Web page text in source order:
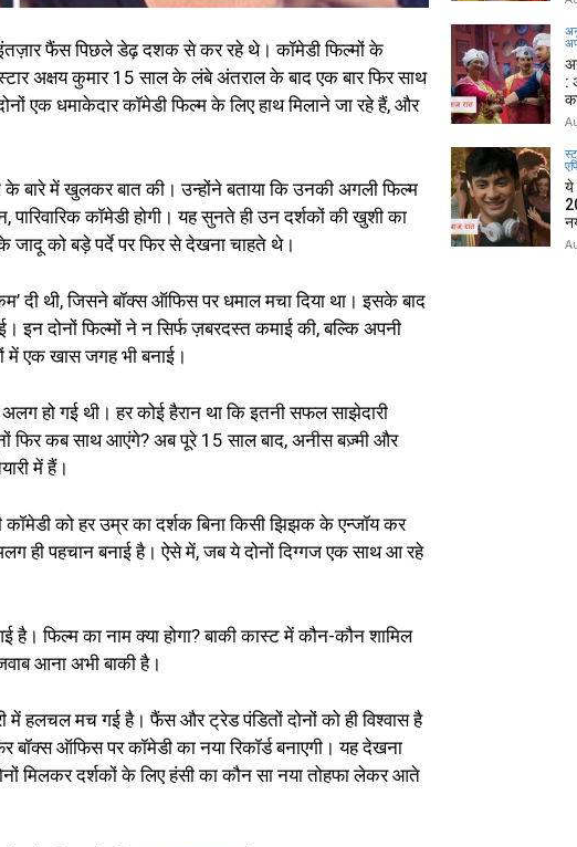
फैंस पिछले डेढ़ दशक से कर रहे थे। कॉमेडी फिल्मों के
अक्षय कुमार 15 साल के लंबे अंतराल के बाद एक बार फिर साथ
एक धमाकेदार कॉमेडी फिल्म के लिए हाथ मिलाने जा रहे हैं, और
के बारे में खुलकर बात की। उन्होंने बताया कि उनकी अगली फिल्म
कॉमेडी होगी। यह सुनते ही उन दर्शकों की खुशी का
जादू को बड़े पर्दे पर फिर से देखना चाहते थे।
दी थी, जिसने बॉक्स ऑफिस पर धमाल मचा दिया था। इसके बाद
इन दोनों फिल्मों ने न सिर्फ ज़बरदस्त कमाई की, बल्कि अपनी
में एक खास जगह भी बनाई।
हो गई थी। हर कोई हैरान था कि इतनी सफल साझेदारी
फिर कब साथ आएंगे? अब पूरे 15 साल बाद, अनीस बज़्मी और
में हैं।
को हर उम्र का दर्शक बिना किसी झिझक के एन्जॉय कर
ही पहचान बनाई है। ऐसे में, जब ये दोनों दिग्गज एक साथ आ रहे
फिल्म का नाम क्या होगा? बाकी कास्ट में कौन-कौन शामिल
आना अभी बाकी है।
हलचल मच गई है। फैंस और ट्रेड पंडितों दोनों को ही विश्वास है
बॉक्स ऑफिस पर कॉमेडी का नया रिकॉर्ड बनाएगी। यह देखना
मिलकर दर्शकों के लिए हंसी का कौन सा नया तोहफा लेकर आते
:
ये